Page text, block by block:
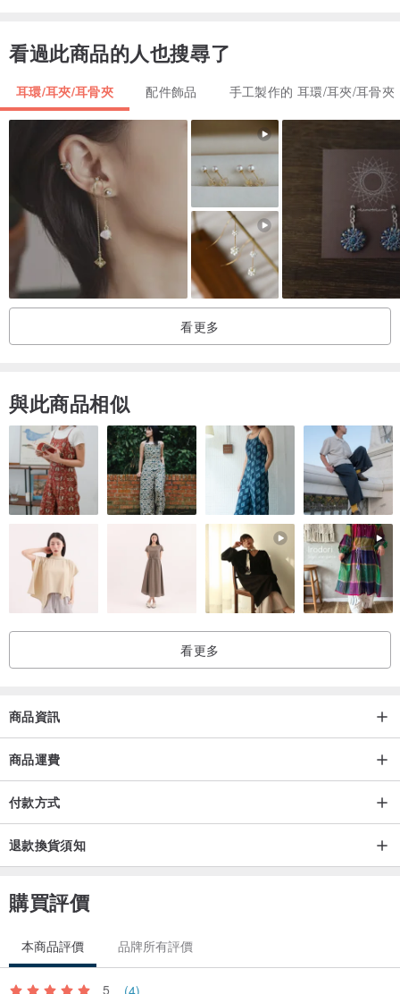
- 商品照會因為拍攝光線或個人屏幕設置顯色差異而有些色差，以實
際商品為准
- 如素材使用到天然淡水珍珠或天然半貴石，每顆的大小、色澤深
淺、形狀、紋理多不盡相同，如十分介意請三思
- 商品皆為純手工訂做而非機械生產，商品也會因為客製長度而稍微
調整，實際商品會與照片有些微差異，請能接受再進行下單
- 手工製品請避免用力拉扯或重壓疊放，以免商品之損壞變形
※ 手工飾品保養及收納方法
飾品請避免觸碰水（沐浴、泡溫泉、游泳、運動等）及彩妝保養品、
香水、發膠等化學添加產品
雖表面已做防水處理，勿浸泡水中，如沾水可擦拭表面水分，清潔時
可用濕紙巾擦拭表面
份快樂
看過此商品的人也搜尋了
耳環/耳夾/耳骨夾 配件飾品 手工製作的 耳環/耳夾/耳骨夾
看更多
與此商品相似
看更多
商品資訊
商品運費
付款方式
退款換貨須知
購買評價
本商品評價 品牌所有評價
5 (4)